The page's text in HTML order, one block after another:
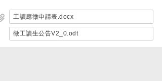
工讀應徵申請表.docx
徵工讀生公告V2_0.odt